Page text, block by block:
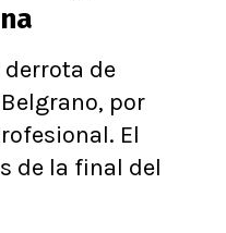
de
por
El
de la final del